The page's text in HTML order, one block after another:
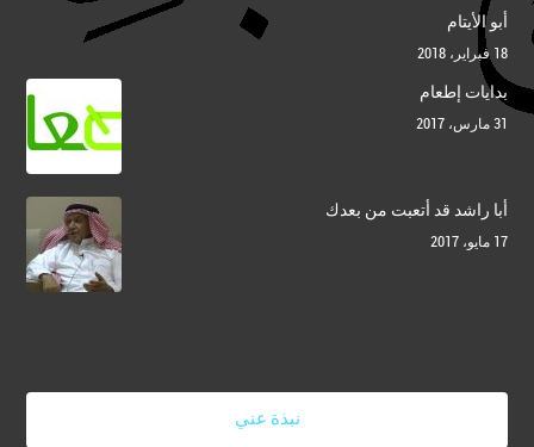
أبو الأيتام
18 فبراير، 2018
بدايات إطعام
31 مارس، 2017
أبا راشد قد أتعبت من بعدك
17 مايو، 2017
نبذة عني